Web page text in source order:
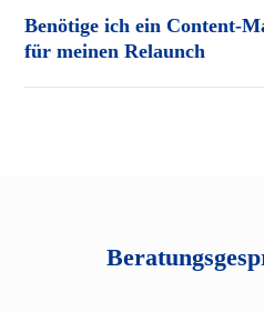
Benötige ich ein Content-
für meinen Relaunch